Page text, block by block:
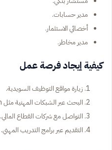
مدير حسابات.
أخصائي الاستثمار.
مدير مخاطر.
كيفية إيجاد فرصة عمل
زيارة مواقع التوظيف السويدية.
البحث عبر الشبكات المهنية مثل LinkedIn.
التواصل مع شركات القطاع المالي.
التقديم عبر برامج التدريب المهني.